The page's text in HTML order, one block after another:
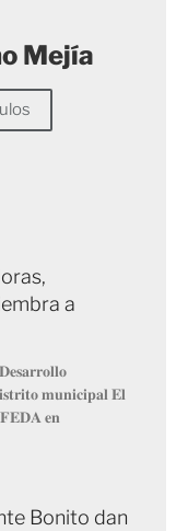
Mejía
a
𝐦𝐮𝐧𝐢𝐜𝐢𝐩𝐚𝐥 𝐄𝐥
𝐅𝐄𝐃𝐀 𝐞𝐧
Bonito dan